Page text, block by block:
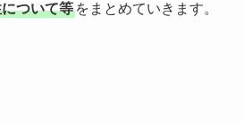
ついて等 をまとめていきます。